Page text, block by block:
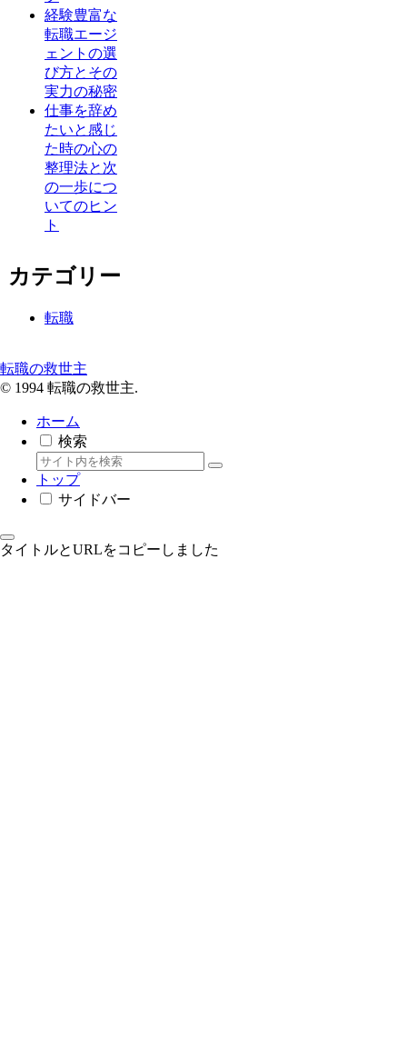
経験豊富な
転職エージ
ェントの選
び方とその
実力の秘密
仕事を辞め
たいと感じ
た時の心の
整理法と次
の一歩につ
いてのヒン
ト
カテゴリー
転職
転職の救世主
© 1994 転職の救世主.
ホーム
検索
トップ
サイドバー
タイトルとURLをコピーしました